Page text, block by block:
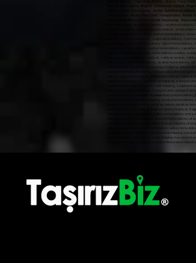
Nakliyat Ataköy , Taşımacılık Ataköy , Ataköy Parça
Bağcılar Eşya taşıma, Bağcılar Şehirlerarası nakliyat,
Taşıma, Avcılar Eşya taşıma, Avcılar Şehirlerarası
Transportation, Avcılar Piece Item Transportation,
Pnakliyat fulya nakliyat şişli evden eve nakliyat ANI
gültepe makliye mecidiyeköy nakliyat mediciyeköy